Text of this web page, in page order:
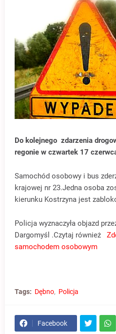
Do kolejnego zdarzenia
regonie w czwartek 17
Samochód osobowy i bus
krajowej nr 23.Jedna osoba
kierunku Kostrzyna jest
Policja wyznaczyła objazd
Dargomyśl .Czytaj również
samochodem osobowym
Tags: Dębno Policja
Facebook